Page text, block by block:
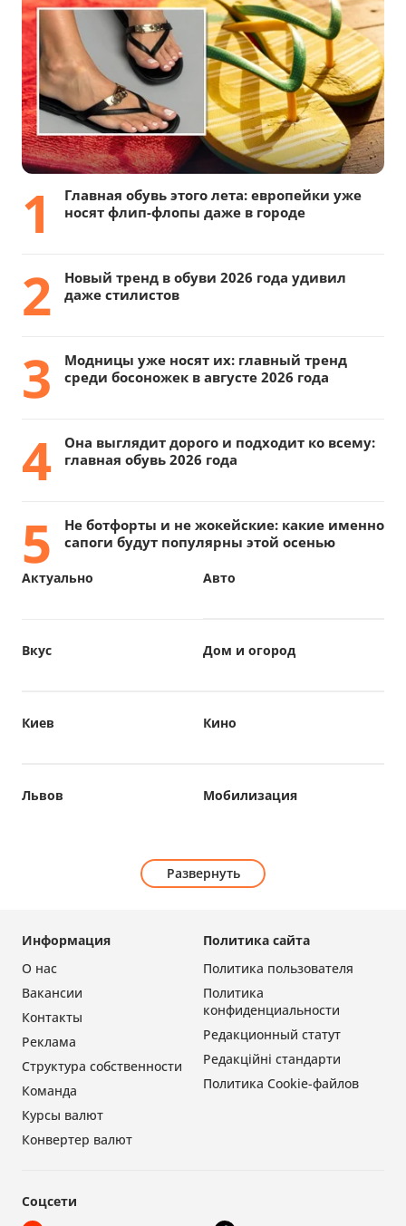
1
Главная обувь этого лета: европейки уже
носят флип-флопы даже в городе
2
Новый тренд в обуви 2026 года удивил
даже стилистов
3
Модницы уже носят их: главный тренд
среди босоножек в августе 2026 года
4
Она выглядит дорого и подходит ко всему:
главная обувь 2026 года
5
Не ботфорты и не жокейские: какие именно
сапоги будут популярны этой осенью
Авто
Актуально
Вкус Дом и огород
Киев Кино
Львов Мобилизация
Развернуть
Политика сайта
Политика пользователя
Политика
конфиденциальности
Редакционный статут
Редакційні стандарти
Политика Cookie-файлов
Информация
О нас
Вакансии
Контакты
Реклама
Структура собственности
Команда
Курсы валют
Конвертер валют
Соцсети